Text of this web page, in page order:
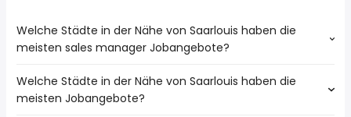
Welche Städte in der Nähe von Saarlouis haben die
meisten sales manager Jobangebote?
Städte in der Nähe von Saarlouis mit den meisten sales
manager Jobs:
Welche Städte in der Nähe von Saarlouis haben die
meisten Jobangebote?